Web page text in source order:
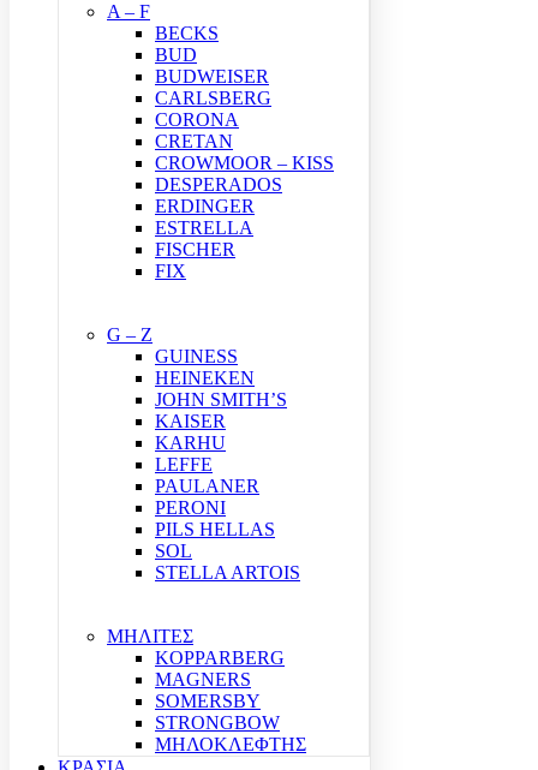
A – F
BECKS
BUD
BUDWEISER
CARLSBERG
CORONA
CRETAN
CROWMOOR – KISS
DESPERADOS
ERDINGER
ESTRELLA
FISCHER
FIX
G – Z
GUINESS
HEINEKEN
JOHN SMITH’S
KAISER
KARHU
LEFFE
PAULANER
PERONI
PILS HELLAS
SOL
STELLA ARTOIS
ΜΗΛΙΤΕΣ
KOPPARBERG
MAGNERS
SOMERSBY
STRONGBOW
ΜΗΛΟΚΛΕΦΤΗΣ